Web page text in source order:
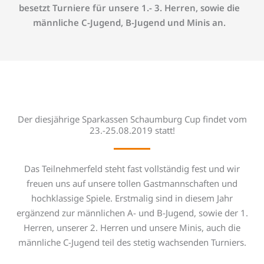
besetzt Turniere für unsere 1.- 3. Herren, sowie die
männliche C-Jugend, B-Jugend und Minis an.
Der diesjährige Sparkassen Schaumburg Cup findet vom
23.-25.08.2019 statt!
Das Teilnehmerfeld steht fast vollständig fest und wir
freuen uns auf unsere tollen Gastmannschaften und
hochklassige Spiele. Erstmalig sind in diesem Jahr
ergänzend zur männlichen A- und B-Jugend, sowie der 1.
Herren, unserer 2. Herren und unsere Minis, auch die
männliche C-Jugend teil des stetig wachsenden Turniers.